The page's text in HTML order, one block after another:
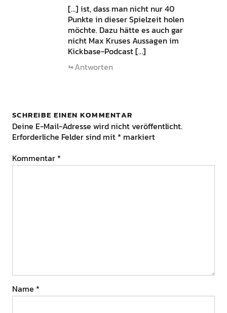
[…] ist, dass man nicht nur 40
Punkte in dieser Spielzeit holen
möchte. Dazu hätte es auch gar
nicht Max Kruses Aussagen im
Kickbase-Podcast […]
Antworten
SCHREIBE EINEN KOMMENTAR
Deine E-Mail-Adresse wird nicht veröffentlicht.
Erforderliche Felder sind mit * markiert
Kommentar *
Name *